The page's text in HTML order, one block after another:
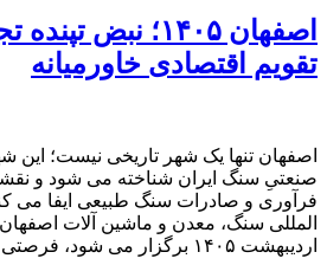
اصفهان ۱۴۰۵؛ نبض
تقویم اقتصادی خاورمیانه
اصفهان تنها یک شهر تاریخی نیست؛ این
صنعتیِ سنگ ایران شناخته می‌ شود و نقشی
فرآوری و صادرات سنگ طبیعی ایفا می‌
اردیبهشت ۱۴۰۵ برگزار می‌ شود، فرصتی […]